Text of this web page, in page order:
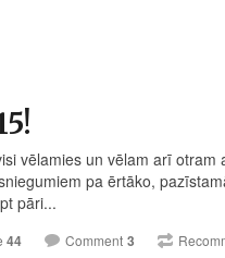
vēlamies un vēlam arī
pa ērtāko,
pāri...
44 Comment 3